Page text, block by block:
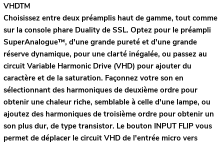
VHDTM
Choisissez entre deux préamplis haut de gamme, tout comme
sur la console phare Duality de SSL. Optez pour le préampli
SuperAnalogue™, d'une grande pureté et d'une grande
réserve dynamique, pour une clarté inégalée, ou passez au
circuit Variable Harmonic Drive (VHD) pour ajouter du
caractère et de la saturation. Façonnez votre son en
sélectionnant des harmoniques de deuxième ordre pour
obtenir une chaleur riche, semblable à celle d'une lampe, ou
ajoutez des harmoniques de troisième ordre pour obtenir un
son plus dur, de type transistor. Le bouton INPUT FLIP vous
permet de déplacer le circuit VHD de l'entrée micro vers